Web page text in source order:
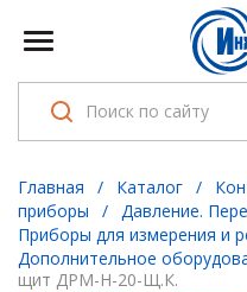
Главная / Каталог /
приборы
/ Давление.
Приборы для измерения и
Дополнительное
щит ДРМ-Н-20-Щ.К.